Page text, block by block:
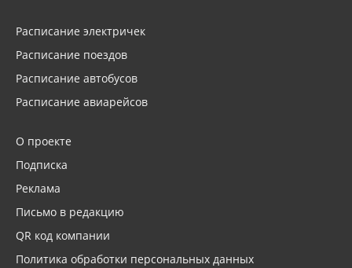
Расписание электричек
Расписание поездов
Расписание автобусов
Расписание авиарейсов
О проекте
Подписка
Реклама
Письмо в редакцию
QR код компании
Политика обработки персональных данных